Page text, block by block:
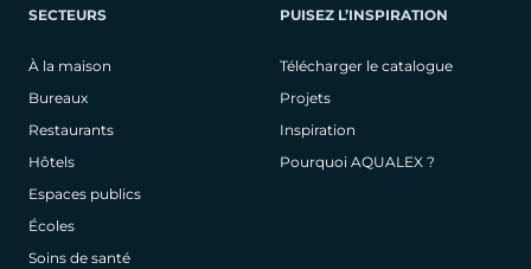
SECTEURS
À la maison
Bureaux
Restaurants
Hôtels
Espaces publics
Écoles
Soins de santé
PUISEZ L’INSPIRATION
Télécharger le catalogue
Projets
Inspiration
Pourquoi AQUALEX ?